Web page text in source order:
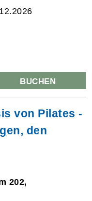
BUCHEN
von Pilates -
den
202,